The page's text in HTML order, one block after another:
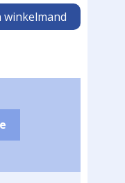
winkelmand